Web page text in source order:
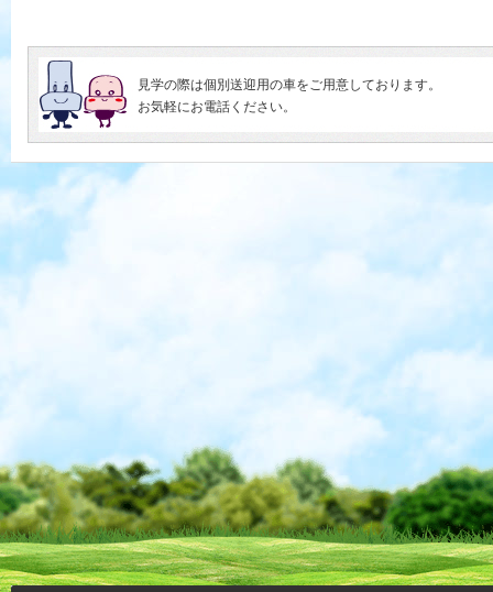
見学の際は個別送迎用の車をご用意しております。
お気軽にお電話ください。